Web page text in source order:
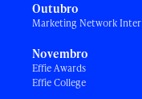
Outubro
Marketing Network
Novembro
Effie Awards
Effie College